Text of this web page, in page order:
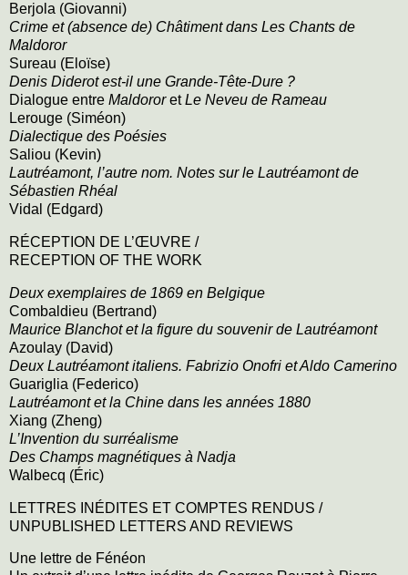
Berjola (Giovanni)
Crime et (absence de) Châtiment dans Les Chants de
Maldoror
Sureau (Eloïse)
Denis Diderot est-il une Grande-Tête-Dure ?
Dialogue entre MaldororetLe Neveu de Rameau
Lerouge (Siméon)
Dialectique des Poésies
Saliou (Kevin)
Lautréamont, l’autre nom. Notes sur le Lautréamont de
Sébastien Rhéal
Vidal (Edgard)
RÉCEPTION DE L’ŒUVRE /
RECEPTION OF THE WORK
Deux exemplaires de 1869 en Belgique
Combaldieu (Bertrand)
Maurice Blanchot et la figure du souvenir de Lautréamont
Azoulay (David)
Deux Lautréamont italiens. Fabrizio Onofri et Aldo Camerino
Guariglia (Federico)
Lautréamont et la Chine dans les années 1880
Xiang (Zheng)
L’Invention du surréalisme
Des Champs magnétiques à Nadja
Walbecq (Éric)
LETTRES INÉDITES ET COMPTES RENDUS /
UNPUBLISHED LETTERS AND REVIEWS
Une lettre de Fénéon